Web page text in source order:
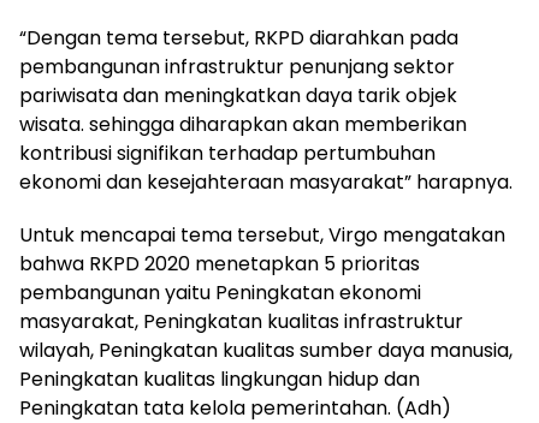
“Dengan tema tersebut, RKPD diarahkan pada
pembangunan infrastruktur penunjang sektor
pariwisata dan meningkatkan daya tarik objek
wisata. sehingga diharapkan akan memberikan
kontribusi signifikan terhadap pertumbuhan
ekonomi dan kesejahteraan masyarakat” harapnya.
Untuk mencapai tema tersebut, Virgo mengatakan
bahwa RKPD 2020 menetapkan 5 prioritas
pembangunan yaitu Peningkatan ekonomi
masyarakat, Peningkatan kualitas infrastruktur
wilayah, Peningkatan kualitas sumber daya manusia,
Peningkatan kualitas lingkungan hidup dan
Peningkatan tata kelola pemerintahan. (Adh)